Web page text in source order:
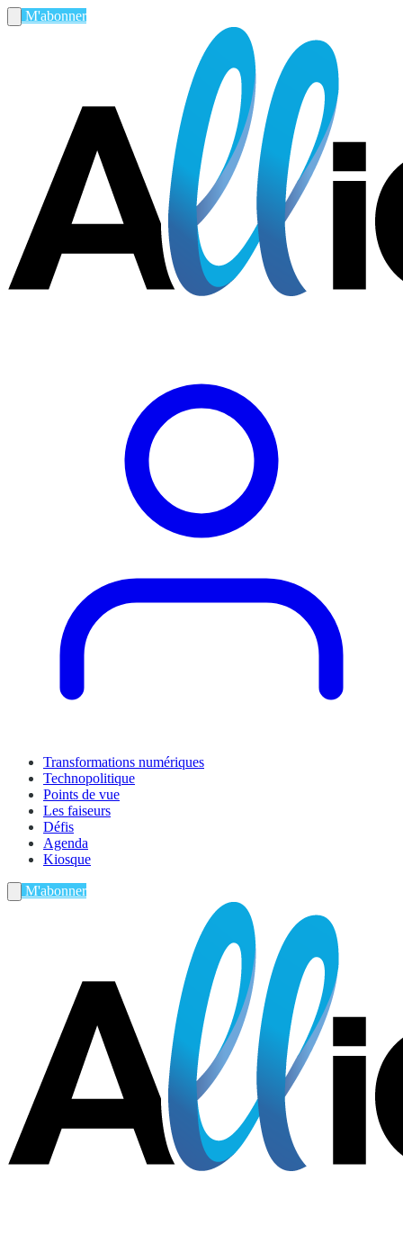
M'abonner
Transformations numériques
Technopolitique
Points de vue
Les faiseurs
Défis
Agenda
Kiosque
M'abonner